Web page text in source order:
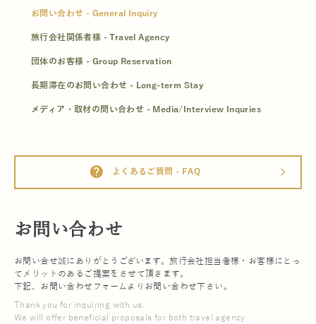
お問い合わせ - General Inquiry
旅行会社関係者様 - Travel Agency
団体のお客様 - Group Reservation
長期滞在のお問い合わせ - Long-term Stay
メディア・取材の問い合わせ - Media/Interview Inquries
help よくあるご質問 - FAQ arrow_forward_ios
お問い合わせ
お問い合せ誠にありがとうございます。旅行会社担当者様・お客様にとっ
てメリットのあるご提案をさせて頂きます。
下記、お問い合わせフォームよりお問い合わせ下さい。
Thank you for inquiring with us.
We will offer beneficial proposals for both travel agency